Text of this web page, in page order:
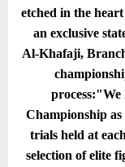
etched in the
an exclusive
Al-Khafaji,
process:"We
Championship
trials held at
selection of elite